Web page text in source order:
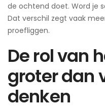
de ochtend doet. Word je
Dat verschil zegt vaak
proefliggen.
De rol van
groter dan
denken